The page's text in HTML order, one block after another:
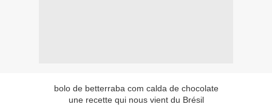
bolo de betterraba com calda de chocolate
une recette qui nous vient du Brésil